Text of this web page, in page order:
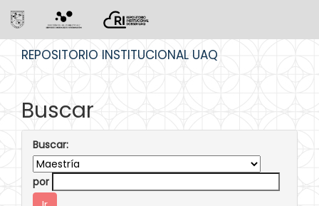
REPOSITORIO INSTITUCIONAL UAQ
Buscar
Buscar:
por